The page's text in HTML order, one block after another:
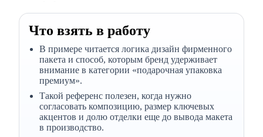
Что взять в работу
В примере читается логика дизайн фирменного
пакета и способ, которым бренд удерживает
внимание в категории «подарочная упаковка
премиум».
Такой референс полезен, когда нужно
согласовать композицию, размер ключевых
акцентов и долю отделки еще до вывода макета
в производство.